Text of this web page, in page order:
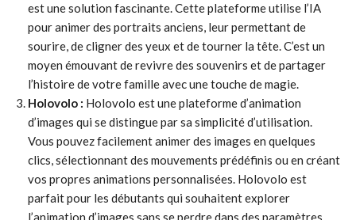
est une solution fascinante. Cette plateforme utilise l’IA
pour animer des portraits anciens, leur permettant de
sourire, de cligner des yeux et de tourner la tête. C’est un
moyen émouvant de revivre des souvenirs et de partager
l’histoire de votre famille avec une touche de magie.
Holovolo : Holovolo est une plateforme d’animation
d’images qui se distingue par sa simplicité d’utilisation.
Vous pouvez facilement animer des images en quelques
clics, sélectionnant des mouvements prédéfinis ou en créant
vos propres animations personnalisées. Holovolo est
parfait pour les débutants qui souhaitent explorer
l’animation d’images sans se perdre dans des paramètres